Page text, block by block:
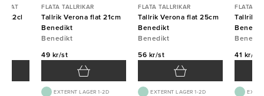
& FAT
22cl
FLATA TALLRIKAR
Tallrik Verona flat 21cm
Benedikt
Benedikt
49 kr/st
EXTERNT LAGER 1-2D
FLATA TALLRIKAR
Tallrik Verona flat 25cm
Benedikt
Benedikt
56 kr/st
EXTERNT LAGER 1-2D
FLATA
Tallrik
41 kr/st